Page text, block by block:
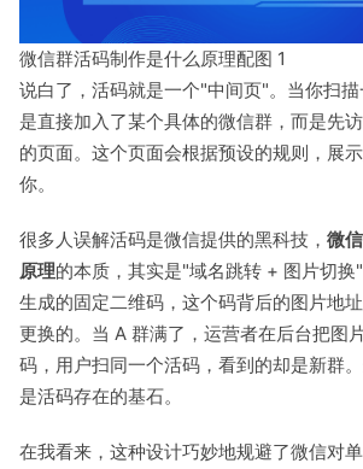
微信群活码制作是什么原理配图 1
说白了，活码就是一个"中间页"。当你扫
是直接加入了某个具体的微信群，而是先
的页面。这个页面会根据预设的规则，展
你。
很多人误解活码是微信提供的黑科技， 微
原理的本质，其实是"域名跳转 + 图片切
生成的固定二维码，这个码背后的图片地
更换的。当 A 群满了，运营者在后台把图
码，用户扫同一个活码，看到的却是新群
是活码存在的基石。
在我看来，这种设计巧妙地规避了微信对